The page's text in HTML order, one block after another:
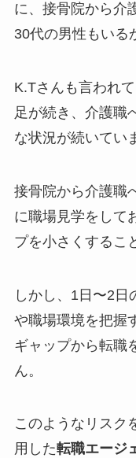
に、接骨院から介
30代の男性もいる
K.Tさんも言われ
足が続き、介護職
な状況が続いてい
接骨院から介護職
に職場見学をして
プを小さくするこ
しかし、1日〜2日
や職場環境を把握
ギャップから転職
ん。
このようなリスク
用した転職エージ